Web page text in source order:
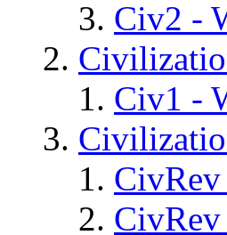
Civ2 -
Civ1 -
CivRev